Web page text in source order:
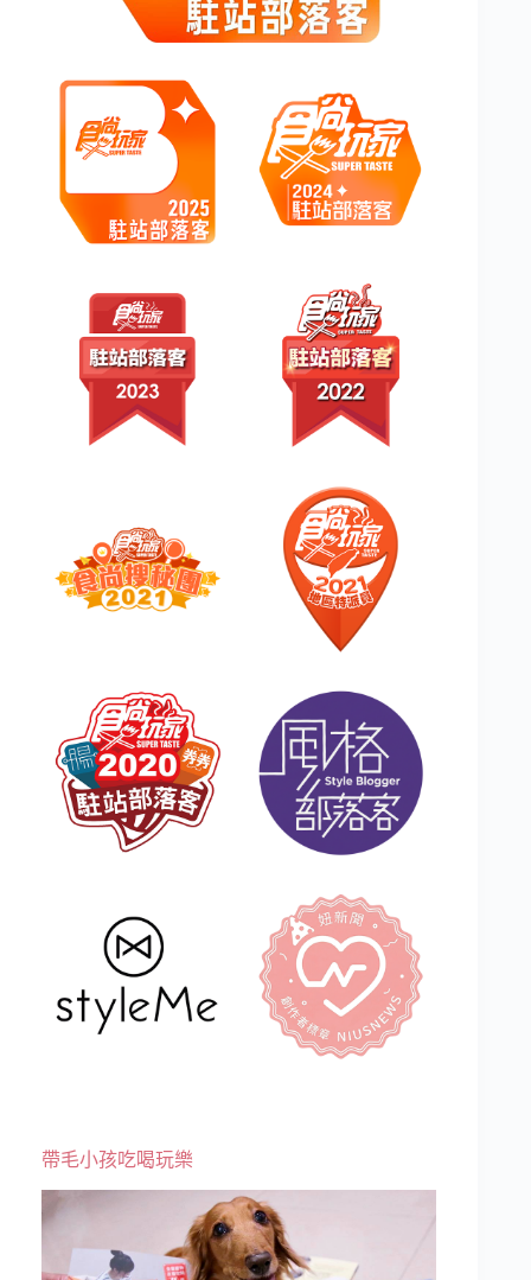
帶毛小孩吃喝玩樂